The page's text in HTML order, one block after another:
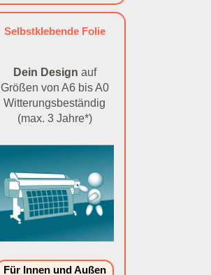
Selbstklebende Folie
Dein Design auf
Größen von A6 bis A0
Witterungsbeständig
(max. 3 Jahre*)
Für Innen und Außen